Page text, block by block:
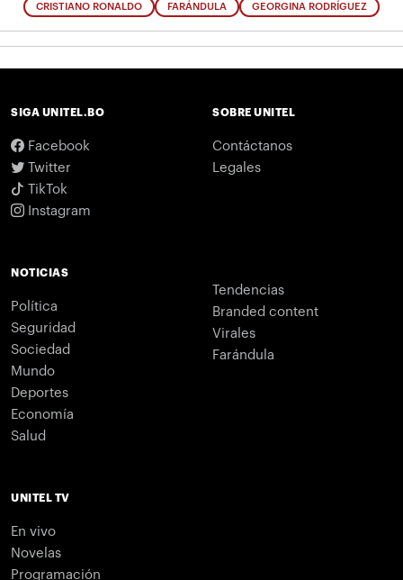
CRISTIANO RONALDO FARÁNDULA GEORGINA RODRÍGUEZ
SIGA UNITEL.BO
Facebook
Twitter
TikTok
Instagram
SOBRE UNITEL
Contáctanos
Legales
NOTICIAS
Política
Seguridad
Sociedad
Mundo
Deportes
Economía
Salud
Tendencias
Branded content
Virales
Farándula
UNITEL TV
En vivo
Novelas
Programación